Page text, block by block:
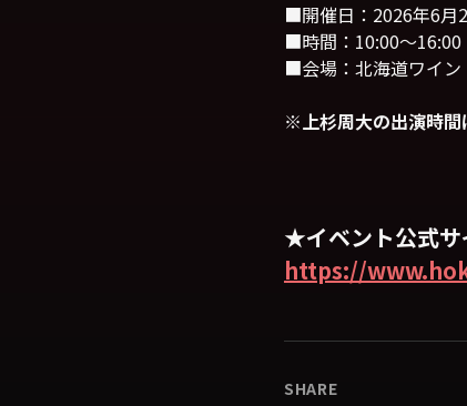
■開催日：2026年6月
■時間：10:00〜16:00
■会場：北海道ワイン
※上杉周大の出演時間
★イベント公式サ
https://
SHARE